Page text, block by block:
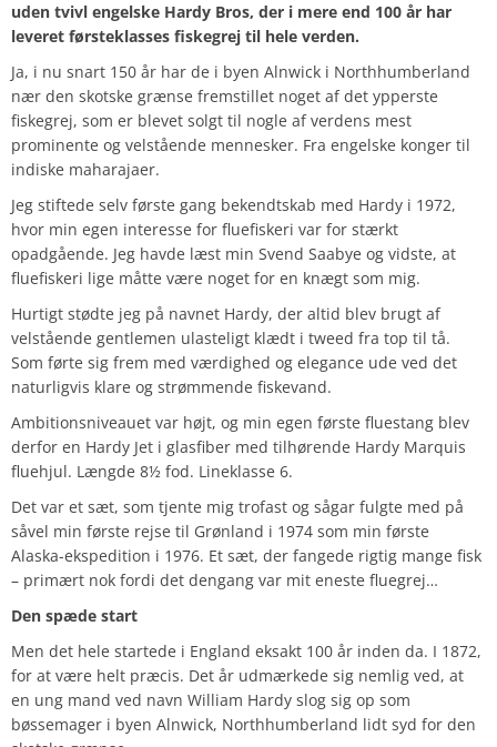
uden tvivl engelske Hardy Bros, der i mere end 100 år har
leveret førsteklasses fiskegrej til hele verden.
Ja, i nu snart 150 år har de i byen Alnwick i Northhumberland
nær den skotske grænse fremstillet noget af det ypperste
fiskegrej, som er blevet solgt til nogle af verdens mest
prominente og velstående mennesker. Fra engelske konger til
indiske maharajaer.
Jeg stiftede selv første gang bekendtskab med Hardy i 1972,
hvor min egen interesse for fluefiskeri var for stærkt
opadgående. Jeg havde læst min Svend Saabye og vidste, at
fluefiskeri lige måtte være noget for en knægt som mig.
Hurtigt stødte jeg på navnet Hardy, der altid blev brugt af
velstående gentlemen ulasteligt klædt i tweed fra top til tå.
Som førte sig frem med værdighed og elegance ude ved det
naturligvis klare og strømmende fiskevand.
Ambitionsniveauet var højt, og min egen første fluestang blev
derfor en Hardy Jet i glasfiber med tilhørende Hardy Marquis
fluehjul. Længde 8½ fod. Lineklasse 6.
Det var et sæt, som tjente mig trofast og sågar fulgte med på
såvel min første rejse til Grønland i 1974 som min første
Alaska-ekspedition i 1976. Et sæt, der fangede rigtig mange fisk
– primært nok fordi det dengang var mit eneste fluegrej…
Den spæde start
Men det hele startede i England eksakt 100 år inden da. I 1872,
for at være helt præcis. Det år udmærkede sig nemlig ved, at
en ung mand ved navn William Hardy slog sig op som
bøssemager i byen Alnwick, Northhumberland lidt syd for den